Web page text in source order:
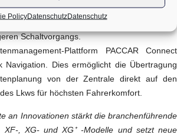
PolicyDatenschutzDatenschutz
während der Fahrt. Die neue
verbessert das Fahrverhalten dank
Schaltvorgangs.
Plattform PACCAR Connect
Navigation. Dies ermöglicht die Übertragung
von der Zentrale direkt auf den
Lkws für höchsten Fahrerkomfort.
an Innovationen stärkt die branchenführende
XF-, XG- und XG⁺ -Modelle und setzt neue